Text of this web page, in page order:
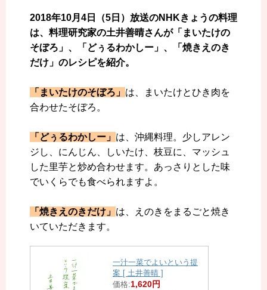
2018年10月4日（5日）放送のNHKきょうの料理
は、料理研究家の土井善晴さんが「まいたけの
そぼろ」、「どぅるわかしー」、「焼きえのき
だけ」のレシピを紹介。
「まいたけのそぼろ」 は、まいたけとひき肉を
合わせたそぼろ。
「どぅるわかしー」 は、沖縄料理。少しアレン
ジし、 にんじん、しいたけ、枝豆に、マッシュ
した里芋と炒め合わせます。あっさりとした味
でいくらでも食べられますよ。
「焼きえのきだけ」 は、えのきをまるごと焼き
いていただきます。
一汁一菜でよいという提
案 [ 土井善晴 ]
価格:1,620円